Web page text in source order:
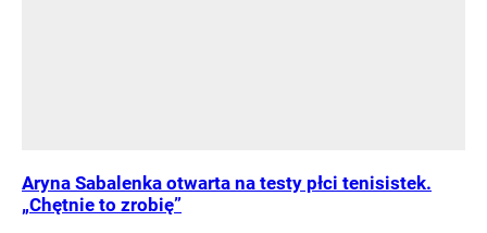
Aryna Sabalenka otwarta na testy płci tenisistek.
„Chętnie to zrobię”